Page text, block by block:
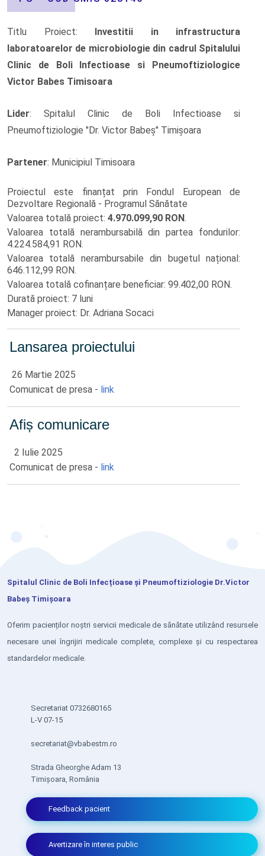
Titlu Proiect: Investitii in infrastructura
laboratoarelor de microbiologie din cadrul Spitalului
Clinic de Boli lnfectioase si Pneumoftiziologice
Victor Babes Timisoara
Lider: Spitalul Clinic de Boli Infectioase si
Pneumoftiziologie "Dr. Victor Babeș" Timișoara
Partener: Municipiul Timisoara
Proiectul este finanțat prin Fondul European de
Dezvoltare Regională - Programul Sănătate
Valoarea totală proiect: 4.970.099,90 RON.
Valoarea totală nerambursabilă din partea fondurilor:
4.224.584,91 RON.
Valoarea totală nerambursabile din bugetul național:
646.112,99 RON.
Valoarea totală cofinanțare beneficiar: 99.402,00 RON.
Durată proiect: 7 luni
Manager proiect: Dr. Adriana Socaci
Lansarea proiectului
26 Martie 2025
Comunicat de presa - link
Afiș comunicare
2 Iulie 2025
Comunicat de presa - link
Spitalul Clinic de Boli Infecțioase și Pneumoftiziologie Dr.Victor
Babeș Timișoara
Oferim pacienților noștri servicii medicale de sănătate utilizând resursele
necesare unei îngrijiri medicale complete, complexe și cu respectarea
standardelor medicale.
Secretariat 0732680165
L-V 07-15
secretariat@vbabestm.ro
Strada Gheorghe Adam 13
Timișoara, România
Feedback pacient
Avertizare în interes public